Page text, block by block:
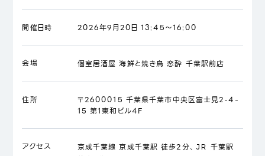
開催日時 2026年9月20日 13:45～16:00
会場 個室居酒屋 海鮮と焼き鳥 恋酔 千葉駅前店
住所
〒2600015 千葉県千葉市中央区富士見2-4-
15 第1東和ビル4F
アクセス
京成千葉線 京成千葉駅 徒歩2分、ＪＲ 千葉駅